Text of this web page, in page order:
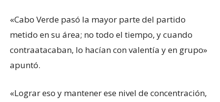
«Cabo Verde pasó la mayor parte del partido
metido en su área; no todo el tiempo, y cuando
contraatacaban, lo hacían con valentía y en grupo»
apuntó.
«Lograr eso y mantener ese nivel de concentración,